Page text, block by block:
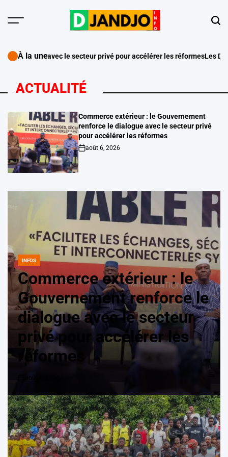
Menu
À la une
pour accélérer les réformesLes Danbe Kolosibaw sensibilisent la
ACTUALITÉ
Commerce extérieur : le Gouvernement
renforce le dialogue avec le secteur privé
pour accélérer les réformes
on
août 6, 2026
POSTED
IN
INFOS
Commerce extérieur : le
Gouvernement renforce le
dialogue avec le secteur
privé pour accélérer les
réformes
août 6, 2026